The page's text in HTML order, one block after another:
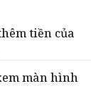
tiền của
màn hình